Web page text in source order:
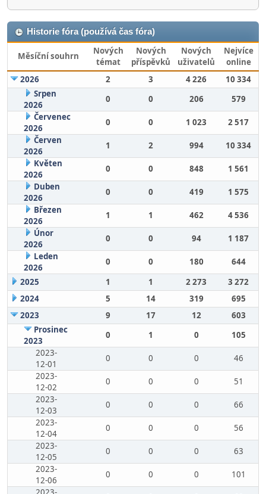
Historie fóra (používá čas fóra)
Měsíční souhrn
Nových
témat
Nových
příspěvků
Nových
uživatelů
Nejvíce
online
2026
2 3 4 226
10 334
Srpen
2026
0 0 206
579
Červenec
2026
0 0 1 023
2 517
Červen
2026
1 2 994
10 334
Květen
2026
0 0 848
1 561
Duben
2026
0 0 419
1 575
Březen
2026
1 1 462
4 536
Únor
2026
0 0 94
1 187
Leden
2026
0 0 180
644
2025
1 1 2 273
3 272
2024
5 14 319
695
2023
9 17 12
603
Prosinec
2023
0 1 0
105
2023-
12-01
0 0 0
46
2023-
12-02
0 0 0
51
2023-
12-03
0 0 0
66
2023-
12-04
0 0 0
56
2023-
12-05
0 0 0
63
2023-
12-06
0 0 0
101